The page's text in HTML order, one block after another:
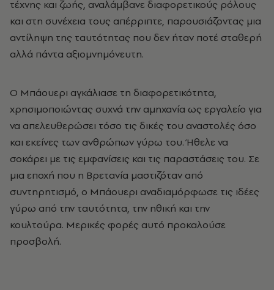
τέχνης και ζωής, αναλάμβανε διαφορετικούς ρόλους
και στη συνέχεια τους απέρριπτε, παρουσιάζοντας μια
αντίληψη της ταυτότητας που δεν ήταν ποτέ σταθερή
αλλά πάντα αξιομνημόνευτη.
Ο Μπάουερι αγκάλιασε τη διαφορετικότητα,
χρησιμοποιώντας συχνά την αμηχανία ως εργαλείο για
να απελευθερώσει τόσο τις δικές του αναστολές όσο
και εκείνες των ανθρώπων γύρω του. Ήθελε να
σοκάρει με τις εμφανίσεις και τις παραστάσεις του. Σε
μια εποχή που η Βρετανία μαστιζόταν από
συντηρητισμό, ο Μπάουερι αναδιαμόρφωσε τις ιδέες
γύρω από την ταυτότητα, την ηθική και την
κουλτούρα. Μερικές φορές αυτό προκαλούσε
προσβολή.